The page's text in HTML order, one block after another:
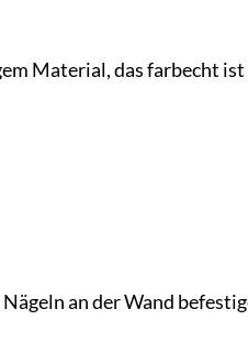
Material, das farbecht ist
an der Wand